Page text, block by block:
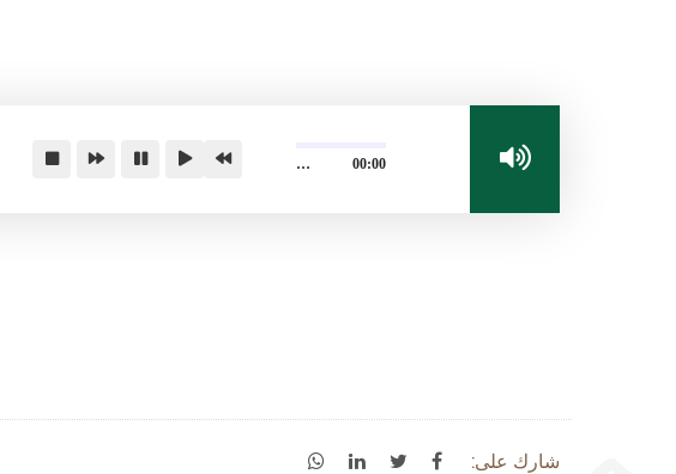
00:00
…
شارك على: